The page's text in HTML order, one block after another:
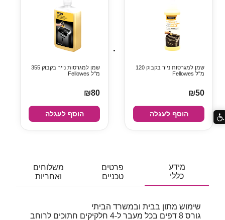
שמן למגרסות נייר בקבוק 120
מ"ל Fellowes
₪50
הוסף לעגלה
שמן למגרסות נייר בקבוק 355
מ"ל Fellowes
₪80
הוסף לעגלה
מידע
כללי
פרטים
טכניים
משלוחים
ואחריות
שימוש מתון בבית ובמשרד הביתי
גורס 8 דפים בכל מעבר ל-4 חלקיקים חתוכים לרוחב